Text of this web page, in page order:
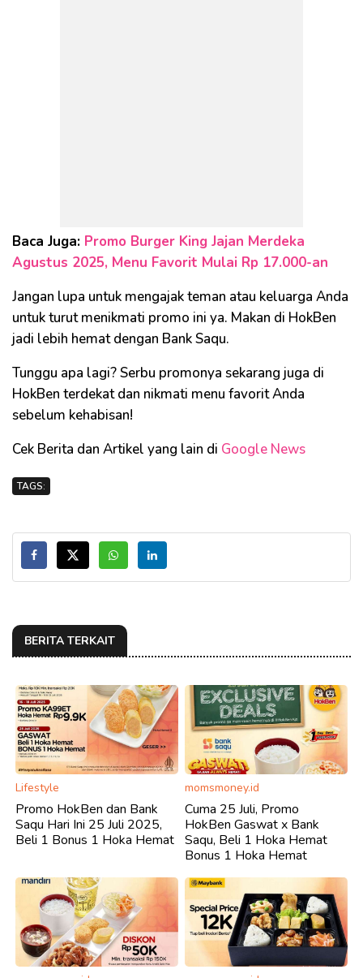
Baca Juga: Promo Burger King Jajan Merdeka
Agustus 2025, Menu Favorit Mulai Rp 17.000-an
Jangan lupa untuk mengajak teman atau keluarga Anda
untuk turut menikmati promo ini ya. Makan di HokBen
jadi lebih hemat dengan Bank Saqu.
Tunggu apa lagi? Serbu promonya sekarang juga di
HokBen terdekat dan nikmati menu favorit Anda
sebelum kehabisan!
Cek Berita dan Artikel yang lain di Google News
TAGS:
BERITA TERKAIT
Lifestyle
Promo HokBen dan Bank
Saqu Hari Ini 25 Juli 2025,
Beli 1 Bonus 1 Hoka Hemat
momsmoney.id
Cuma 25 Juli, Promo
HokBen Gaswat x Bank
Saqu, Beli 1 Hoka Hemat
Bonus 1 Hoka Hemat